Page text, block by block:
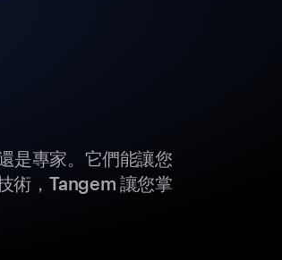
是專家。它們能讓您
術，Tangem 讓您掌